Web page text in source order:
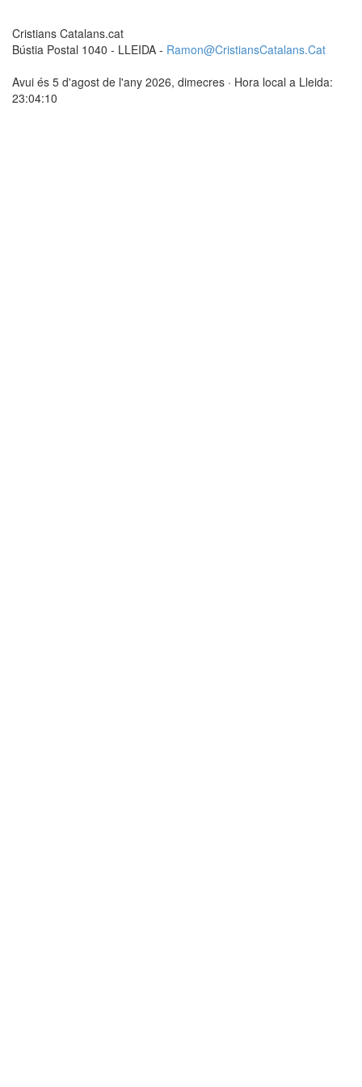
Cristians Catalans.cat
Bústia Postal 1040 - LLEIDA - Ramon@CristiansCatalans.Cat
Avui és 5 d'agost de l'any 2026, dimecres · Hora local a Lleida:
23:04:10